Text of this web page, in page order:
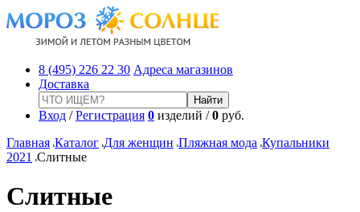
8 (495) 226 22 30 Адреса магазинов
Доставка
Вход /Регистрация 0 изделий /0 руб.
Главная Каталог Для женщин Пляжная мода Купальники
2021 Слитные
Слитные